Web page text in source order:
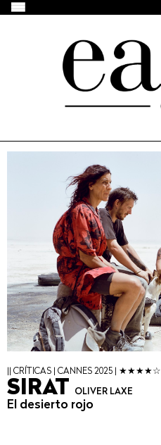
|| CRÍTICAS | CANNES 2025 | ★★★★☆
SIRAT OLIVER LAXE
El desierto rojo